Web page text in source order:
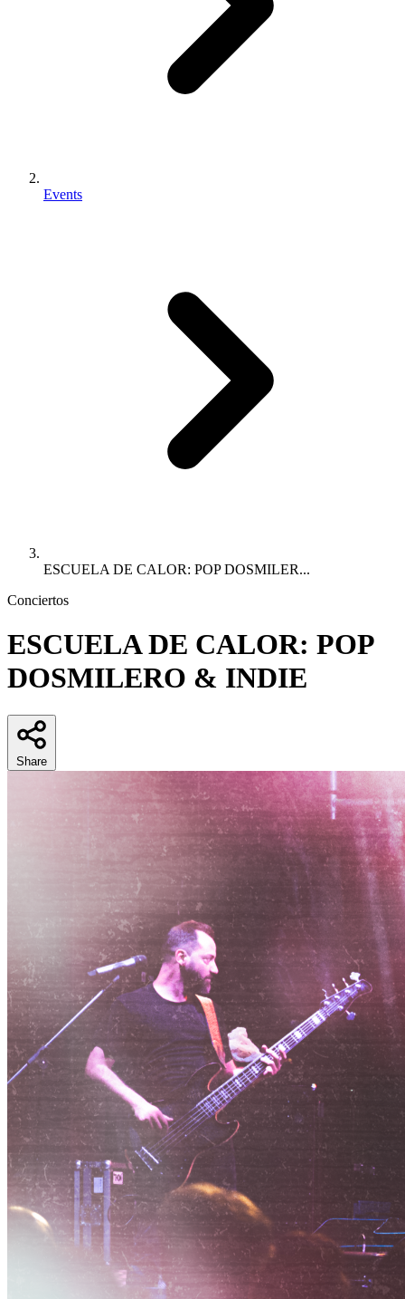
Events
ESCUELA DE CALOR: POP DOSMILER...
Conciertos
ESCUELA DE CALOR: POP
DOSMILERO & INDIE
Share